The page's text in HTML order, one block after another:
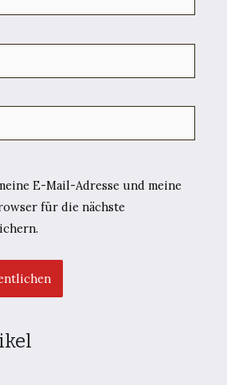
E-Mail-Adresse und meine
für die nächste